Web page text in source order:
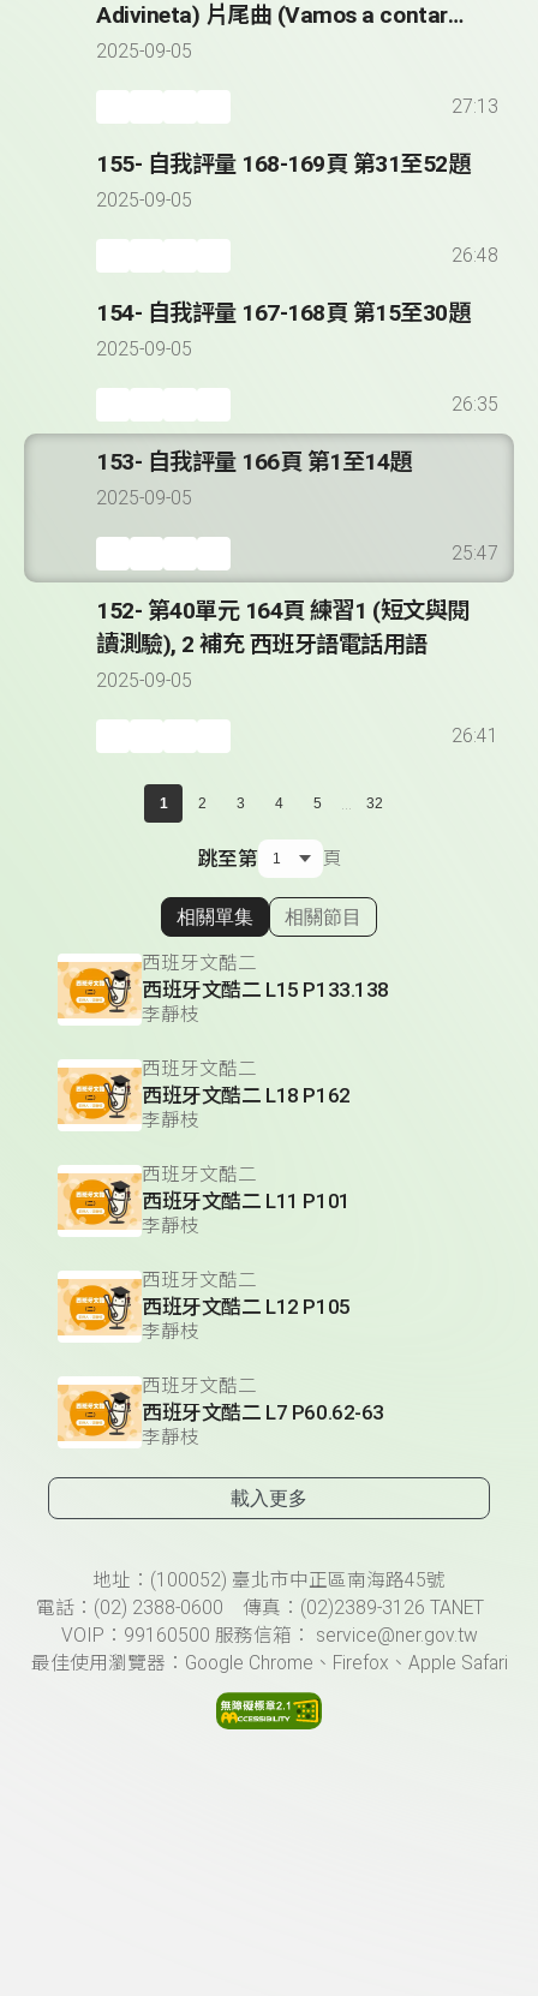
Adivineta) 片尾曲 (Vamos a contar
mentiras)
2025-09-05
27:13
155- 自我評量 168-169頁 第31至52題
2025-09-05
26:48
154- 自我評量 167-168頁 第15至30題
2025-09-05
26:35
153- 自我評量 166頁 第1至14題
2025-09-05
25:47
152- 第40單元 164頁 練習1 (短文與閱
讀測驗), 2 補充 西班牙語電話用語
2025-09-05
26:41
1 2 3 4 5 ... 32
跳至第 頁
顯示相關單集
相關單集 相關節目
西班牙文酷二
西班牙文酷二 L15 P133.138
李靜枝
西班牙文酷二
西班牙文酷二 L18 P162
李靜枝
西班牙文酷二
西班牙文酷二 L11 P101
李靜枝
西班牙文酷二
西班牙文酷二 L12 P105
李靜枝
西班牙文酷二
西班牙文酷二 L7 P60.62-63
李靜枝
載入更多
頁尾資訊地址：(100052) 臺北市中正區南海路45號
電話：(02) 2388-0600 傳真：(02)2389-3126 TANET
VOIP：99160500 服務信箱： service@ner.gov.tw
最佳使用瀏覽器：Google Chrome、Firefox、Apple Safari